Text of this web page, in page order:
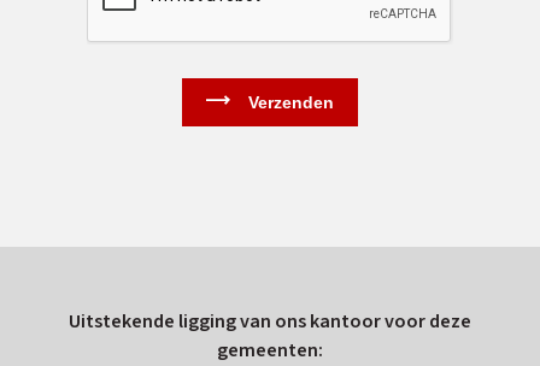
Uitstekende ligging van ons kantoor voor deze
gemeenten: